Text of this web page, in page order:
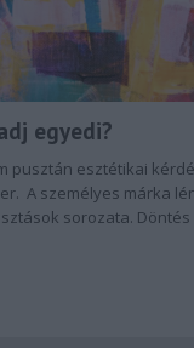
egyedi?
pusztán esztétikai
sorozata. Döntés